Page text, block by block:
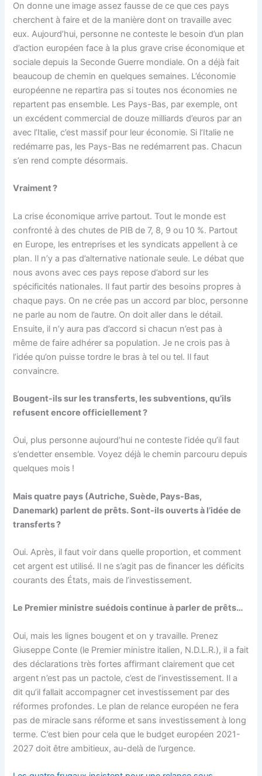
On donne une image assez fausse de ce que ces pays
cherchent à faire et de la manière dont on travaille avec
eux. Aujourd’hui, personne ne conteste le besoin d’un plan
d’action européen face à la plus grave crise économique et
sociale depuis la Seconde Guerre mondiale. On a déjà fait
beaucoup de chemin en quelques semaines. L’économie
européenne ne repartira pas si toutes nos économies ne
repartent pas ensemble. Les Pays-Bas, par exemple, ont
un excédent commercial de douze milliards d’euros par an
avec l’Italie, c’est massif pour leur économie. Si l’Italie ne
redémarre pas, les Pays-Bas ne redémarrent pas. Chacun
s’en rend compte désormais.
Vraiment ?
La crise économique arrive partout. Tout le monde est
confronté à des chutes de PIB de 7, 8, 9 ou 10 %. Partout
en Europe, les entreprises et les syndicats appellent à ce
plan. Il n’y a pas d’alternative nationale seule. Le débat que
nous avons avec ces pays repose d’abord sur les
spécificités nationales. Il faut partir des besoins propres à
chaque pays. On ne crée pas un accord par bloc, personne
ne parle au nom de l’autre. On doit aller dans le détail.
Ensuite, il n’y aura pas d’accord si chacun n’est pas à
même de faire adhérer sa population. Je ne crois pas à
l’idée qu’on puisse tordre le bras à tel ou tel. Il faut
convaincre.
Bougent-ils sur les transferts, les subventions, qu’ils
refusent encore officiellement ?
Oui, plus personne aujourd’hui ne conteste l’idée qu’il faut
s’endetter ensemble. Voyez déjà le chemin parcouru depuis
quelques mois !
Mais quatre pays (Autriche, Suède, Pays-Bas,
Danemark) parlent de prêts. Sont-ils ouverts à l’idée de
transferts ?
Oui. Après, il faut voir dans quelle proportion, et comment
cet argent est utilisé. Il ne s’agit pas de financer les déficits
courants des États, mais de l’investissement.
Le Premier ministre suédois continue à parler de prêts…
Oui, mais les lignes bougent et on y travaille. Prenez
Giuseppe Conte (le Premier ministre italien, N.D.L.R.), il a fait
des déclarations très fortes affirmant clairement que cet
argent n’est pas un pactole, c’est de l’investissement. Il a
dit qu’il fallait accompagner cet investissement par des
réformes profondes. Le plan de relance européen ne fera
pas de miracle sans réforme et sans investissement à long
terme. C’est bien pour cela que le budget européen 2021-
2027 doit être ambitieux, au-delà de l’urgence.